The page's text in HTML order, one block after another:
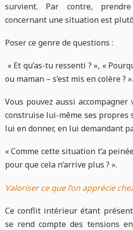
survient. Par contre,
concernant une situation est
Poser ce genre de questions :
« Et qu’as-tu ressenti ? », «
ou maman – s’est mis en colère ? ».
Vous pouvez aussi
construise lui-même ses propres
lui en donner, en lui demandant
« Comme cette situation t’a
pour que cela n’arrive plus ? ».
Valoriser ce que l’on apprécie
Ce conflit intérieur étant présent
se rend compte des tensions